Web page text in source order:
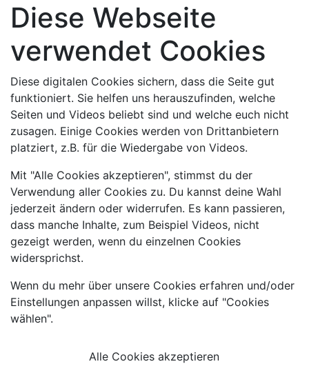
Diese Webseite
verwendet Cookies
Diese digitalen Cookies sichern, dass die Seite gut
funktioniert. Sie helfen uns herauszufinden, welche
Seiten und Videos beliebt sind und welche euch nicht
zusagen. Einige Cookies werden von Drittanbietern
platziert, z.B. für die Wiedergabe von Videos.
Mit "Alle Cookies akzeptieren", stimmst du der
Verwendung aller Cookies zu. Du kannst deine Wahl
jederzeit ändern oder widerrufen. Es kann passieren,
dass manche Inhalte, zum Beispiel Videos, nicht
gezeigt werden, wenn du einzelnen Cookies
widersprichst.
Wenn du mehr über unsere Cookies erfahren und/oder
Einstellungen anpassen willst, klicke auf "Cookies
wählen".
Alle Cookies akzeptieren